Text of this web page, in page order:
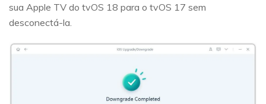
sua Apple TV do tvOS 18 para o tvOS 17 sem
desconectá-la.